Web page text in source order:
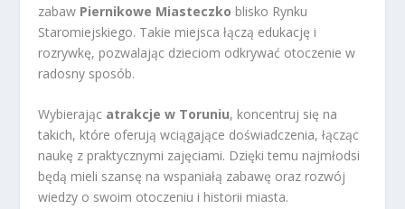
zabaw Piernikowe Miasteczko blisko Rynku
Staromiejskiego. Takie miejsca łączą edukację i
rozrywkę, pozwalając dzieciom odkrywać otoczenie w
radosny sposób.
Wybierając atrakcje w Toruniu, koncentruj się na
takich, które oferują wciągające doświadczenia, łącząc
naukę z praktycznymi zajęciami. Dzięki temu najmłodsi
będą mieli szansę na wspaniałą zabawę oraz rozwój
wiedzy o swoim otoczeniu i historii miasta.